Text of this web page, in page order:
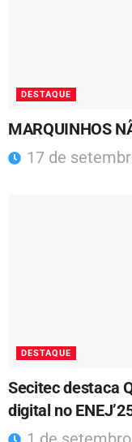
DESTAQUE
MARQUINHOS
17 de
DESTAQUE
Secitec destaca
digital no